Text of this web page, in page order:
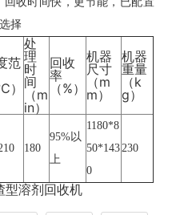
择
范
）
处
理
时
间
（m
in）
回收
率
（%）
机器
尺寸
（m
m）
机器
重量
（k
g）
180
95%以
上
1180*8
50*143
0
230